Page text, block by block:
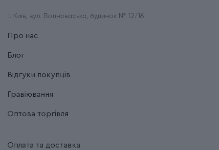
г. Київ, вул. Волноваська, будинок № 12/16
Про нас
Блог
Відгуки покупців
Гравіювання
Оптова торгівля
Оплата та доставка